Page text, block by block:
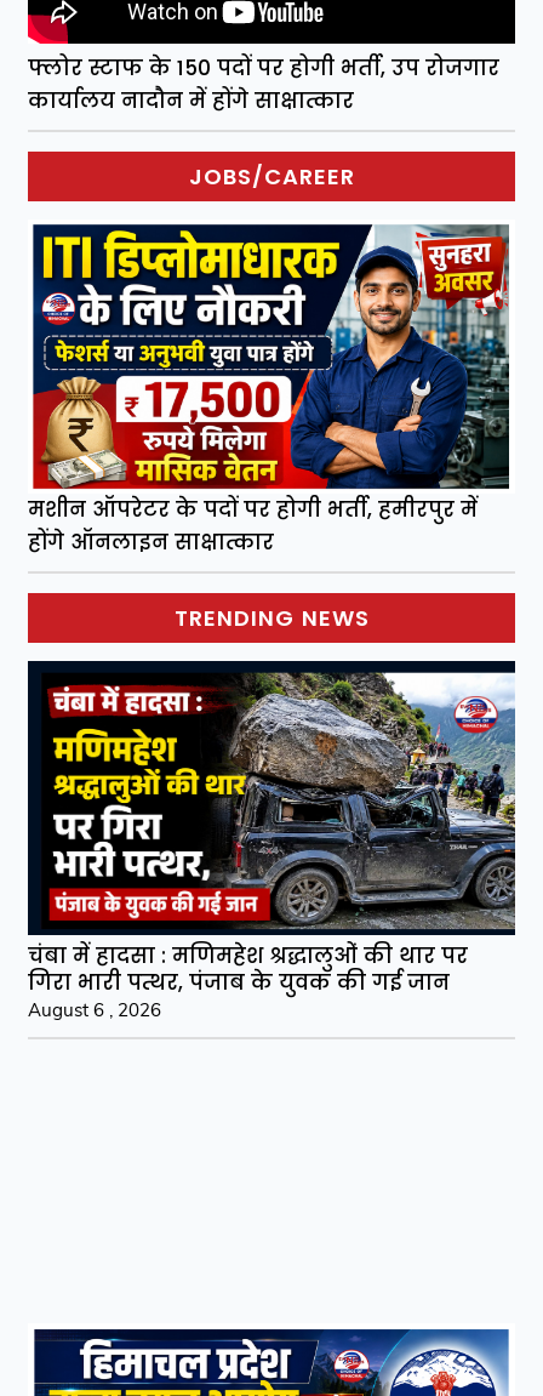
फ्लोर स्टाफ के 150 पदों पर होगी भर्ती, उप रोजगार
कार्यालय नादौन में होंगे साक्षात्कार
JOBS/CAREER
मशीन ऑपरेटर के पदों पर होगी भर्ती, हमीरपुर में
होंगे ऑनलाइन साक्षात्कार
TRENDING NEWS
चंबा में हादसा : मणिमहेश श्रद्धालुओं की थार पर
गिरा भारी पत्थर, पंजाब के युवक की गई जान
August 6 , 2026